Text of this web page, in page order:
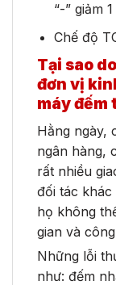
“-” giảm
Chế độ
Tại sao
đơn vị
máy
Hằng ngày,
ngân hàng,
rất nhiều
đối tác
họ không
gian và
Những lỗi
như: đếm